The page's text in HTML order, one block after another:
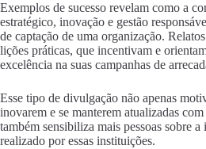
Exemplos de sucesso revelam como a
estratégico, inovação e gestão
de captação de uma organização.
lições práticas, que incentivam e
excelência na suas campanhas de
Esse tipo de divulgação não apenas
inovarem e se manterem atualizadas
também sensibiliza mais pessoas sobre
realizado por essas instituições.